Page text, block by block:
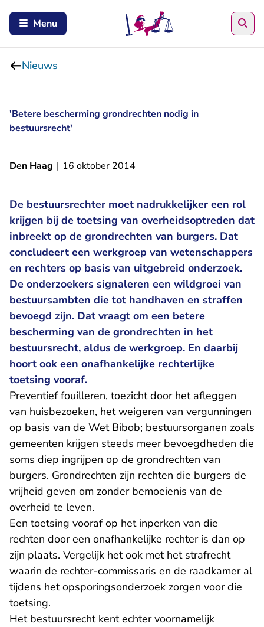
Menu
Nieuws
'Betere bescherming grondrechten nodig in
bestuursrecht'
Den Haag | 16 oktober 2014
De bestuursrechter moet nadrukkelijker een rol
krijgen bij de toetsing van overheidsoptreden dat
inbreekt op de grondrechten van burgers. Dat
concludeert een werkgroep van wetenschappers
en rechters op basis van uitgebreid onderzoek.
De onderzoekers signaleren een wildgroei van
bestuursambten die tot handhaven en straffen
bevoegd zijn. Dat vraagt om een betere
bescherming van de grondrechten in het
bestuursrecht, aldus de werkgroep. En daarbij
hoort ook een onafhankelijke rechterlijke
toetsing vooraf.
Preventief fouilleren, toezicht door het afleggen
van huisbezoeken, het weigeren van vergunningen
op basis van de Wet Bibob; bestuursorganen zoals
gemeenten krijgen steeds meer bevoegdheden die
soms diep ingrijpen op de grondrechten van
burgers. Grondrechten zijn rechten die burgers de
vrijheid geven om zonder bemoeienis van de
overheid te leven.
Een toetsing vooraf op het inperken van die
rechten door een onafhankelijke rechter is dan op
zijn plaats. Vergelijk het ook met het strafrecht
waarin de rechter-commissaris en de raadkamer al
tijdens het opsporingsonderzoek zorgen voor die
toetsing.
Het bestuursrecht kent echter voornamelijk